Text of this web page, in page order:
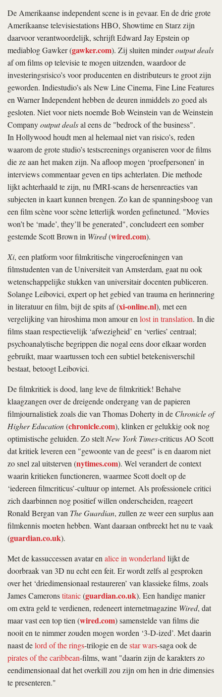
De Amerikaanse independent scene is in gevaar. En de drie grote
Amerikaanse televisiestations HBO, Showtime en Starz zijn
daarvoor verantwoordelijk, schrijft Edward Jay Epstein op
mediablog Gawker (gawker.com). Zij sluiten minderoutput deals
af om films op televisie te mogen uitzenden, waardoor de
investeringsrisico’s voor producenten en distributeurs te groot zijn
geworden. Indiestudio’s als New Line Cinema, Fine Line Features
en Warner Independent hebben de deuren inmiddels zo goed als
gesloten. Niet voor niets noemde Bob Weinstein van de Weinstein
Companyoutput dealsal eens de "bedrock of the business".
In Hollywood houdt men al helemaal niet van risico’s, reden
waarom de grote studio’s testscreenings organiseren voor de films
die ze aan het maken zijn. Na afloop mogen ‘proefpersonen’ in
interviews commentaar geven en tips achterlaten. Die methode
lijkt achterhaald te zijn, nu fMRI-scans de hersenreacties van
subjecten in kaart kunnen brengen. Zo kan de spanningsboog van
een film scène voor scène letterlijk worden gefinetuned. "Movies
won’t be ‘made’, they’ll be generated", concludeert een somber
gestemde Scott Brown in Wired(wired.com).
Xi, een platform voor filmkritische vingeroefeningen van
filmstudenten van de Universiteit van Amsterdam, gaat nu ook
wetenschappelijke stukken van universitair docenten publiceren.
Solange Leibovici, expert op het gebied van trauma en herinnering
in literatuur en film, bijt de spits af (xi-online.nl), met een
vergelijking vanhiroshima mon amourenlost in translation. In die
films staan respectievelijk ‘afwezigheid’ en ‘verlies’ centraal;
psychoanalytische begrippen die nogal eens door elkaar worden
gebruikt, maar waartussen toch een subtiel betekenisverschil
bestaat, betoogt Leibovici.
De filmkritiek is dood, lang leve de filmkritiek! Behalve
klaagzangen over de dreigende ondergang van de papieren
filmjournalistiek zoals die van Thomas Doherty in de Chronicle of
Higher Education(chronicle.com), klinken er gelukkig ook nog
optimistische geluiden. Zo steltNew York Times-criticus AO Scott
dat kritiek leveren een "gewoonte van de geest" is en daarom niet
zo snel zal uitsterven (nytimes.com). Wel verandert de context
waarin kritieken functioneren, waarmee Scott doelt op de
‘iedereen filmcriticus’-cultuur op internet. Als professionele critici
zich daarbinnen nog positief willen onderscheiden, reageert
Ronald Bergan van The Guardian, zullen ze weer een surplus aan
filmkennis moeten hebben. Want daaraan ontbreekt het nu te vaak
(guardian.co.uk).
Met de kassuccessenavatarenalice in wonderlandlijkt de
doorbraak van 3D nu echt een feit. Er wordt zelfs al gesproken
over het ‘driedimensionaal restaureren’ van klassieke films, zoals
James Cameronstitanic(guardian.co.uk). Een handige manier
om extra geld te verdienen, redeneert internetmagazine Wired, dat
maar vast een top tien (wired.com) samenstelde van films die
nooit en te nimmer zouden mogen worden ‘3-D-ized’. Met daarin
naast delord of the rings-trilogie en destar wars-saga ook de
pirates of the caribbean-films, want "daarin zijn de karakters zo
eendimensionaal dat het overkill zou zijn om hen in drie dimensies
te presenteren."